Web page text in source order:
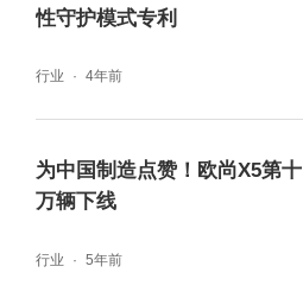
性守护模式专利
行业 4年前
为中国制造点赞！欧尚X5第十
万辆下线
行业 5年前